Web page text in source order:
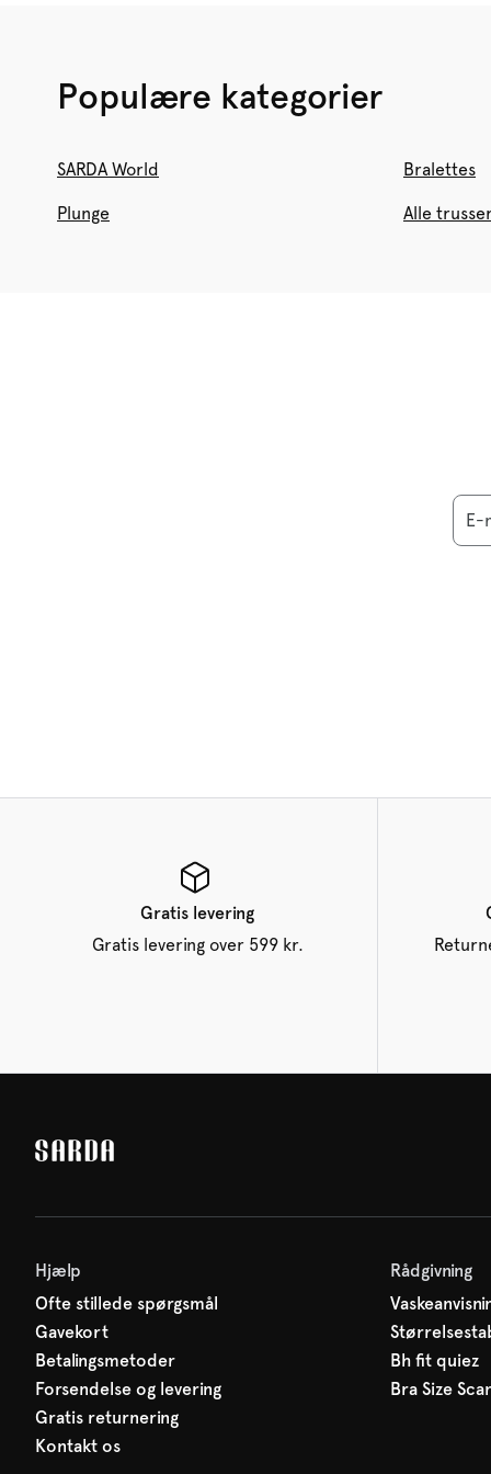
Populære kategorier
SARDA World Bralettes
Plunge Alle
E-
Gratis levering
Gratis levering over 599 kr.
Hjælp
Ofte stillede spørgsmål
Gavekort
Betalingsmetoder
Forsendelse og levering
Gratis returnering
Kontakt os
Rådgivning
Bh fit quiez
Bra Size